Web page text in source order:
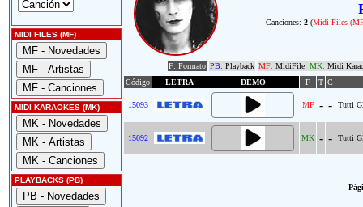
MIDI FILES (MF)
MIDI KARAOKES (MK)
PLAYBACKS (PB)
Canciones: 2 (Midi Files
F: Formato PB: Playback MF: MidiFile MK: Midi
Código
LETRA DEMO F T C
15093 MF - - Tutti
15092 MK - - Tutti